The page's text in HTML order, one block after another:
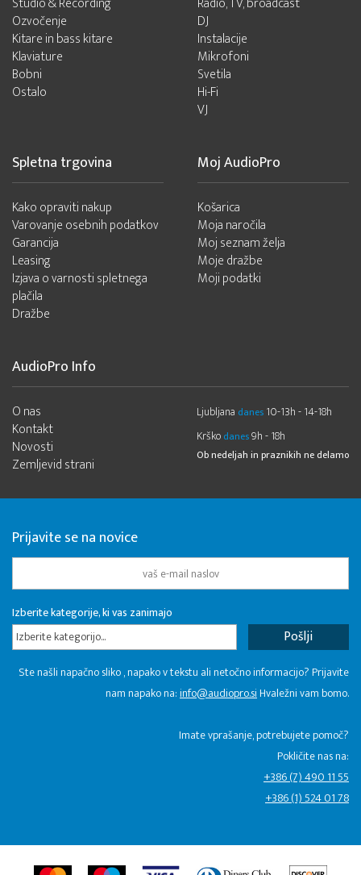
Ozvočenje
Kitare in bass kitare
Klaviature
Bobni
Ostalo
DJ
Instalacije
Mikrofoni
Svetila
Hi-Fi
VJ
Spletna trgovina
Kako opraviti nakup
Varovanje osebnih podatkov
Garancija
Leasing
Izjava o varnosti spletnega
plačila
Dražbe
Moj AudioPro
Košarica
Moja naročila
Moj seznam želja
Moje dražbe
Moji podatki
AudioPro Info
O nas
Kontakt
Novosti
Zemljevid strani
Ljubljana danes 10-13h - 14-18h
Krško danes9h - 18h
Ob nedeljah in praznikih ne delamo
Prijavite se na novice
Izberite kategorije, ki vas zanimajo
Izberite kategorijo...
Ste našli napačno sliko , napako v tekstu ali netočno informacijo? Prijavite
nam napako na:info@audiopro.siHvaležni vam bomo.
Imate vprašanje, potrebujete pomoč?
Pokličite nas na:
+386 (7) 490 11 55
+386 (1) 524 01 78